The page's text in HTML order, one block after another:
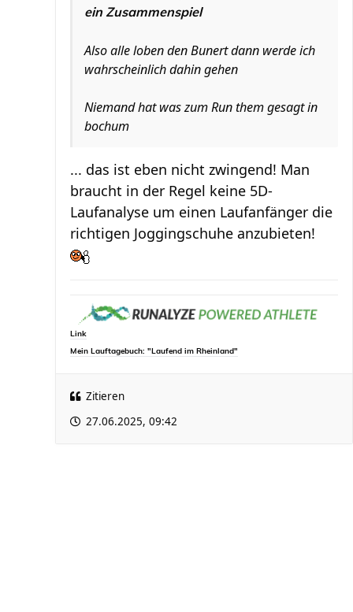
ein Zusammenspiel
Also alle loben den Bunert dann werde ich
wahrscheinlich dahin gehen
Niemand hat was zum Run them gesagt in
bochum
... das ist eben nicht zwingend! Man
braucht in der Regel keine 5D-
Laufanalyse um einen Laufanfänger die
richtigen Joggingschuhe anzubieten!
Link
Mein Lauftagebuch: "Laufend im Rheinland"
Zitieren
27.06.2025, 09:42